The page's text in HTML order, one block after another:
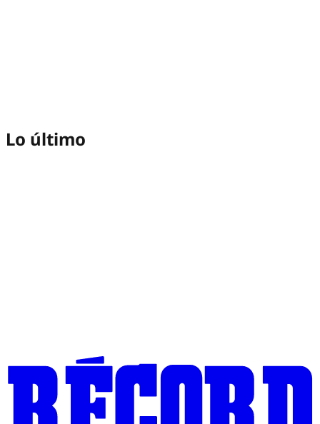
Lo último